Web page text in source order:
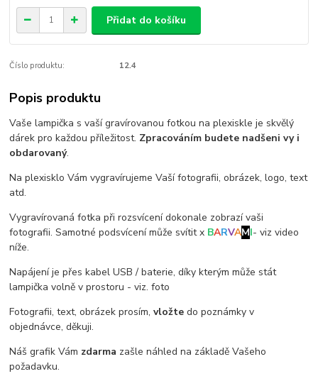
Přidat do košíku
Číslo produktu: 12.4
Popis produktu
Vaše lampička s vaší gravírovanou fotkou na plexiskle je skvělý
dárek pro každou příležitost. Zpracováním budete nadšeni vy i
obdarovaný.
Na plexisklo Vám vygravírujeme Vaší fotografii, obrázek, logo, text
atd.
Vygravírovaná fotka při rozsvícení dokonale zobrazí vaši
fotografii. Samotné podsvícení může svítit x BARVAMI- viz video
níže.
Napájení je přes kabel USB / baterie, díky kterým může stát
lampička volně v prostoru - viz. foto
Fotografii, text, obrázek prosím,vložtedo poznámky v
objednávce, děkuji.
Náš grafik Vám zdarma zašle náhled na základě Vašeho
požadavku.